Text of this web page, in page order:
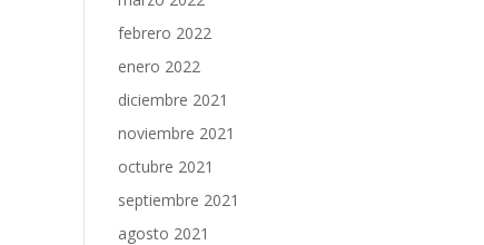
febrero 2022
enero 2022
diciembre 2021
noviembre 2021
octubre 2021
septiembre 2021
agosto 2021